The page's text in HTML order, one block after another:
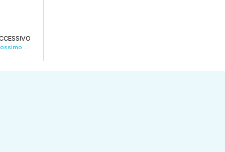
Caro energia, l’allarme delle piscine: “Dal prossimo autunno rischio chiusura”. VIDEO